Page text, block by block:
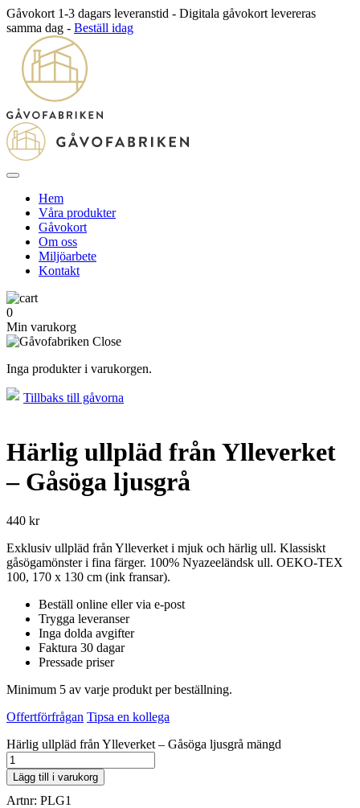
Gåvokort 1-3 dagars leveranstid - Digitala gåvokort levereras
samma dag - Beställ idag
Hem
Våra produkter
Gåvokort
Om oss
Miljöarbete
Kontakt
0
Min varukorg
Inga produkter i varukorgen.
Tillbaks till gåvorna
Härlig ullpläd från Ylleverket
– Gåsöga ljusgrå
440 kr
Exklusiv ullpläd från Ylleverket i mjuk och härlig ull. Klassiskt
gåsögamönster i fina färger. 100% Nyazeeländsk ull. OEKO-TEX
100, 170 x 130 cm (ink fransar).
Beställ online eller via e-post
Trygga leveranser
Inga dolda avgifter
Faktura 30 dagar
Pressade priser
Minimum 5 av varje produkt per beställning.
Offertförfrågan Tipsa en kollega
Härlig ullpläd från Ylleverket – Gåsöga ljusgrå mängd
Lägg till i varukorg
Artnr: PLG1